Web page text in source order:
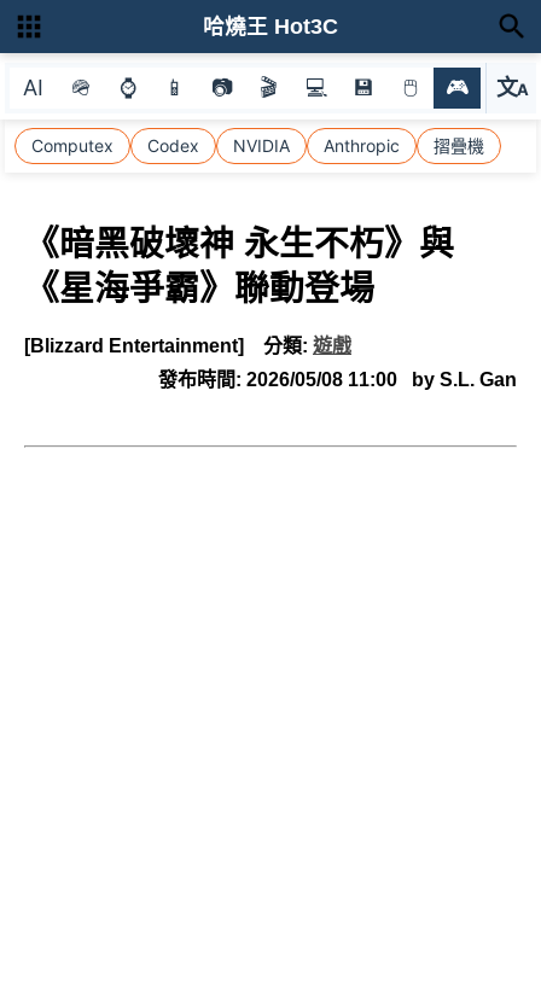
AI 🪖 ⌚ 📱 📷 🎬 💻 💾 🖱 🎮 文A
選
Computex Codex NVIDIA Anthropic 摺疊機
哈燒王 Hot3C
《暗黑破壞神 永生不朽》與
《星海爭霸》聯動登場
[Blizzard Entertainment] 分類: 遊戲
發布時間: 2026/05/08 11:00 by S.L. Gan